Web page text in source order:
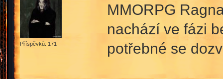
Příspěvků: 171
MMORPG
nachází ve fázi
potřebné se